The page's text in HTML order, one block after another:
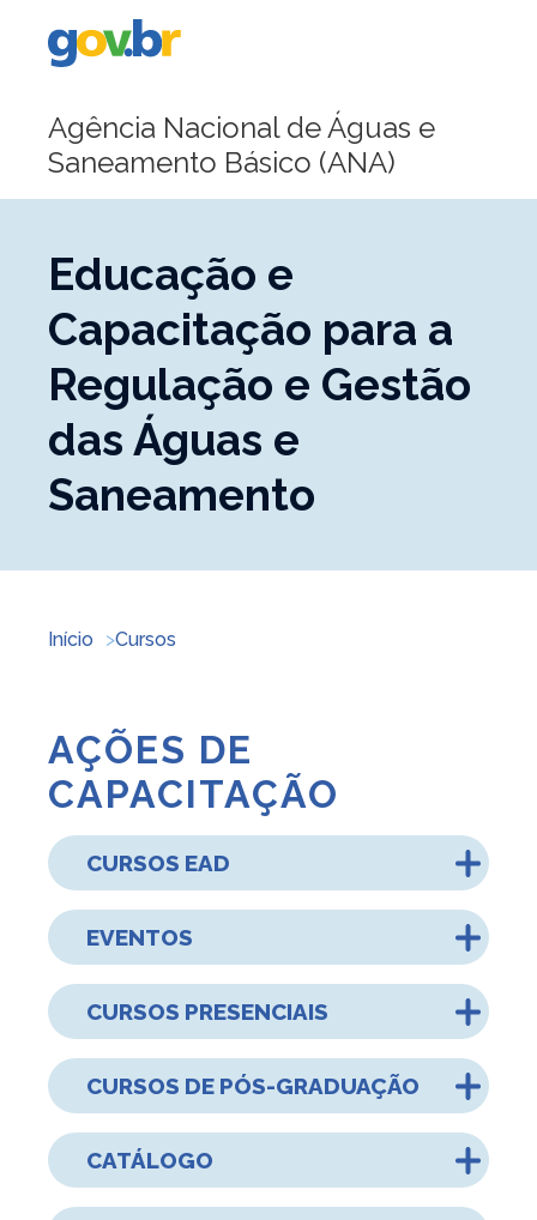
Portal
Gov.br
Agência Nacional de Águas e
Saneamento Básico (ANA)
Educação e
Capacitação para a
Regulação e Gestão
das Águas e
Saneamento
Início Cursos
AÇÕES DE
CAPACITAÇÃO
CURSOS EAD
EVENTOS
CURSOS PRESENCIAIS
CURSOS DE PÓS-GRADUAÇÃO
CATÁLOGO